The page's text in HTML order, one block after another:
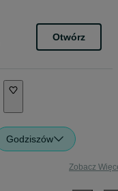
Otwórz
Godziszów
Zobacz